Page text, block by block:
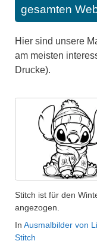
gesamten
Hier sind unsere
am meisten
Drucke).
Stitch ist für den
angezogen.
In Ausmalbilder von
Stitch